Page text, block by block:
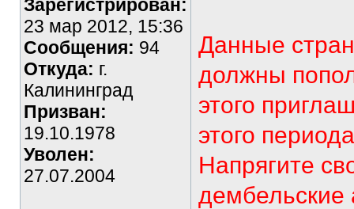
Зарегистрирован:
23 мар 2012, 15:36
Сообщения: 94
Откуда: г.
Калининград
Призван:
19.10.1978
Уволен:
27.07.2004
Данные
должны
этого
этого
Напрягите